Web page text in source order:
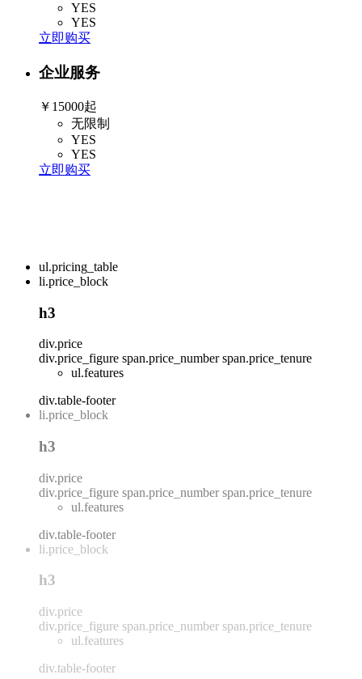
YES
YES
立即购买
企业服务
￥15000起
无限制
YES
YES
立即购买
ul.pricing_table
li.price_block
h3
div.price
div.price_figure span.price_number span.price_tenure
ul.features
div.table-footer
li.price_block
h3
div.price
div.price_figure span.price_number span.price_tenure
ul.features
div.table-footer
li.price_block
h3
div.price
div.price_figure span.price_number span.price_tenure
ul.features
div.table-footer